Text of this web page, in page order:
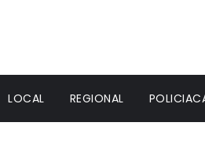
LOCAL REGIONAL